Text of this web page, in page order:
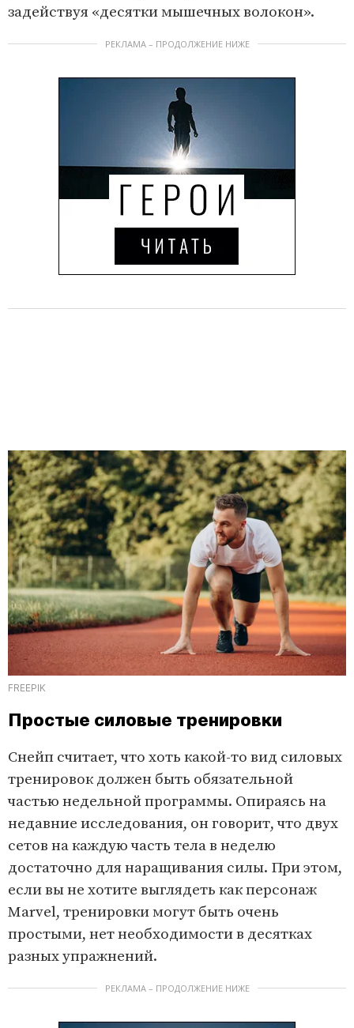
задействуя «десятки мышечных волокон».
РЕКЛАМА – ПРОДОЛЖЕНИЕ НИЖЕ
FREEPIK
Простые силовые тренировки
Снейп считает, что хоть какой-то вид силовых
тренировок должен быть обязательной
частью недельной программы. Опираясь на
недавние исследования, он говорит, что двух
сетов на каждую часть тела в неделю
достаточно для наращивания силы. При этом,
если вы не хотите выглядеть как персонаж
Marvel, тренировки могут быть очень
простыми, нет необходимости в десятках
разных упражнений.
РЕКЛАМА – ПРОДОЛЖЕНИЕ НИЖЕ